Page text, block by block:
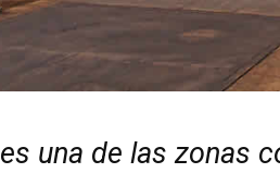
es una de las zonas